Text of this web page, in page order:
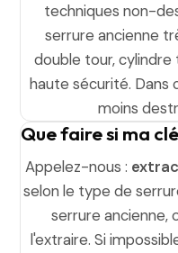
techniques non-
serrure ancienne
double tour,
haute sécurité. Dans
moins
Que faire si ma
Appelez-nous :
selon le type de
serrure ancienne,
l'extraire. Si